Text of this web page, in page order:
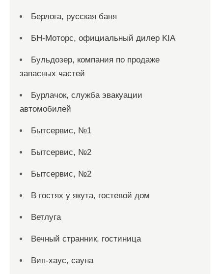
Берлога, русская баня
БН-Моторс, официальный дилер KIA
Бульдозер, компания по продаже
запасных частей
Бурлачок, служба эвакуации
автомобилей
Бытсервис, №1
Бытсервис, №2
Бытсервис, №2
В гостях у якута, гостевой дом
Ветлуга
Вечный странник, гостиница
Вип-хаус, сауна